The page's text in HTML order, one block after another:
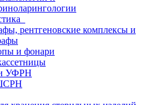
рентгеновские комплексы и
и фонари
УФРН